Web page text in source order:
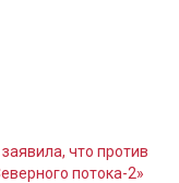
что против
потока-2»